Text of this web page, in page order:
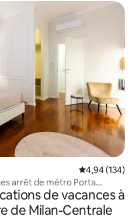
Évaluation
4,94 (134)
arrêt de métro Porta
de vacances à
de Milan-Centrale